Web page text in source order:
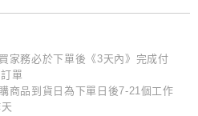
家務必於下單後《3天內》完成付
單
商品到貨日為下單日後7-21個工作